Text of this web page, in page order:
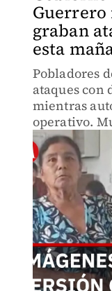
graban
esta
Pobladores
ataques con
mientras
operativo.
piden ayuda
Rodríguez
no encontró